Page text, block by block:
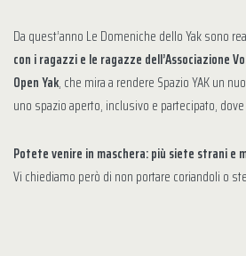
Da quest’anno Le Domeniche dello Yak sono
con i ragazzi e le ragazze dell’Associazione
Open Yak, che mira a rendere Spazio YAK un
uno spazio aperto, inclusivo e partecipato,
Potete venire in maschera: più siete strani e
Vi chiediamo però di non portare coriandoli o